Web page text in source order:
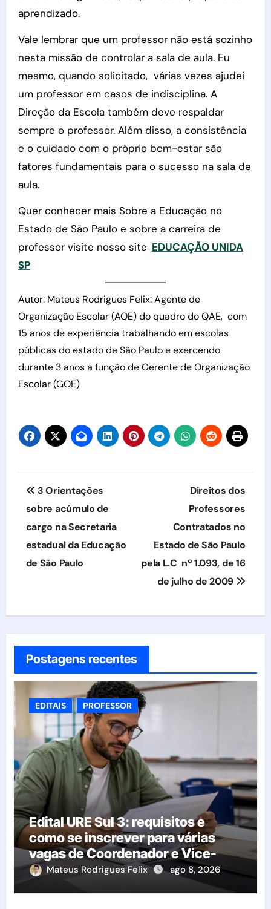
aprendizado.
Vale lembrar que um professor não está sozinho
nesta missão de controlar a sala de aula. Eu
mesmo, quando solicitado, várias vezes ajudei
um professor em casos de indisciplina. A
Direção da Escola também deve respaldar
sempre o professor. Além disso, a consistência
e o cuidado com o próprio bem-estar são
fatores fundamentais para o sucesso na sala de
aula.
Quer conhecer mais Sobre a Educação no
Estado de São Paulo e sobre a carreira de
professor visite nosso site EDUCAÇÃO UNIDA
SP
Autor: Mateus Rodrigues Felix: Agente de
Organização Escolar (AOE) do quadro do QAE, com
15 anos de experiência trabalhando em escolas
públicas do estado de São Paulo e exercendo
durante 3 anos a função de Gerente de Organização
Escolar (GOE)
Navegação
de
Post
3 Orientações
sobre acúmulo de
cargo na Secretaria
estadual da Educação
de São Paulo
Direitos dos
Professores
Contratados no
Estado de São Paulo
pela L.C nº 1.093, de 16
de julho de 2009
Postagens recentes
EDITAIS PROFESSOR
Edital URE Sul 3: requisitos e
como se inscrever para várias
vagas de Coordenador e Vice-
Diretor
Mateus Rodrigues Felix ago 8, 2026